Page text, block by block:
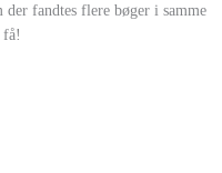
fandtes flere bøger i samme
få!